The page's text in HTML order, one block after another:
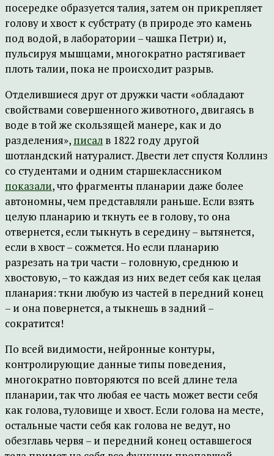
посередке образуется талия, затем он прикрепляет
голову и хвост к субстрату (в природе это камень
под водой, в лаборатории – чашка Петри) и,
пульсируя мышцами, многократно растягивает
плоть талии, пока не происходит разрыв.
Отделившиеся друг от дружки части «обладают
свойствами совершенного животного, двигаясь в
воде в той же скользящей манере, как и до
разделения», писал в 1822 году другой
шотландский натуралист. Двести лет спустя Коллинз
со студентами и одним старшеклассником
показали, что фрагменты планарии даже более
автономны, чем представляли раньше. Если взять
целую планарию и ткнуть ее в голову, то она
отвернется, если тыкнуть в середину – вытянется,
если в хвост – сожмется. Но если планарию
разрезать на три части – головную, среднюю и
хвостовую, – то каждая из них ведет себя как целая
планария: ткни любую из частей в передний конец
– и она повернется, а тыкнешь в задний –
сократится!
По всей видимости, нейронные контуры,
контролирующие данные типы поведения,
многократно повторяются по всей длине тела
планарии, так что любая ее часть может вести себя
как голова, туловище и хвост. Если голова на месте,
остальные части себя как голова не ведут, но
обезглавь червя – и передний конец оставшегося